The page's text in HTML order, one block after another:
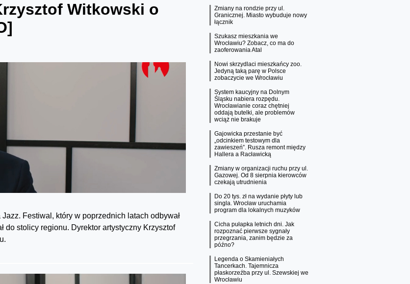
Witkowski o
Festiwal, który w poprzednich latach odbywał
do stolicy regionu. Dyrektor artystyczny Krzysztof
Zmiany na rondzie przy ul.
Granicznej. Miasto wybuduje nowy
łącznik
Szukasz mieszkania we
Wrocławiu? Zobacz, co ma do
zaoferowania Atal
Nowi skrzydlaci mieszkańcy zoo.
Jedyną taką parę w Polsce
zobaczycie we Wrocławiu
System kaucyjny na Dolnym
Śląsku nabiera rozpędu.
Wrocławianie coraz chętniej
oddają butelki, ale problemów
wciąż nie brakuje
Gajowicka przestanie być
„odcinkiem testowym dla
zawieszeń”. Rusza remont między
Hallera a Racławicką
Zmiany w organizacji ruchu przy ul.
Gazowej. Od 8 sierpnia kierowców
czekają utrudnienia
Do 20 tys. zł na wydanie płyty lub
singla. Wrocław uruchamia
program dla lokalnych muzyków
Cicha pułapka letnich dni. Jak
rozpoznać pierwsze sygnały
przegrzania, zanim będzie za
późno?
Legenda o Skamieniałych
Tancerkach. Tajemnicza
płaskorzeźba przy ul. Szewskiej we
Wrocławiu